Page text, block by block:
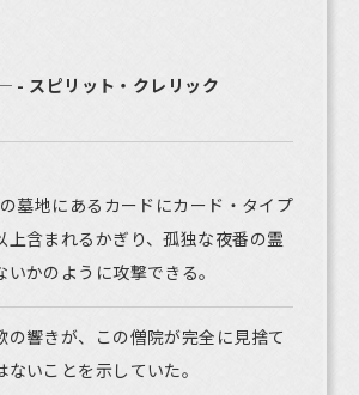
- スピリット・クレリック
墓地にあるカードにカード・タイプ
上含まれるかぎり、孤独な夜番の霊
いかのように攻撃できる。
の響きが、この僧院が完全に見捨て
ないことを示していた。